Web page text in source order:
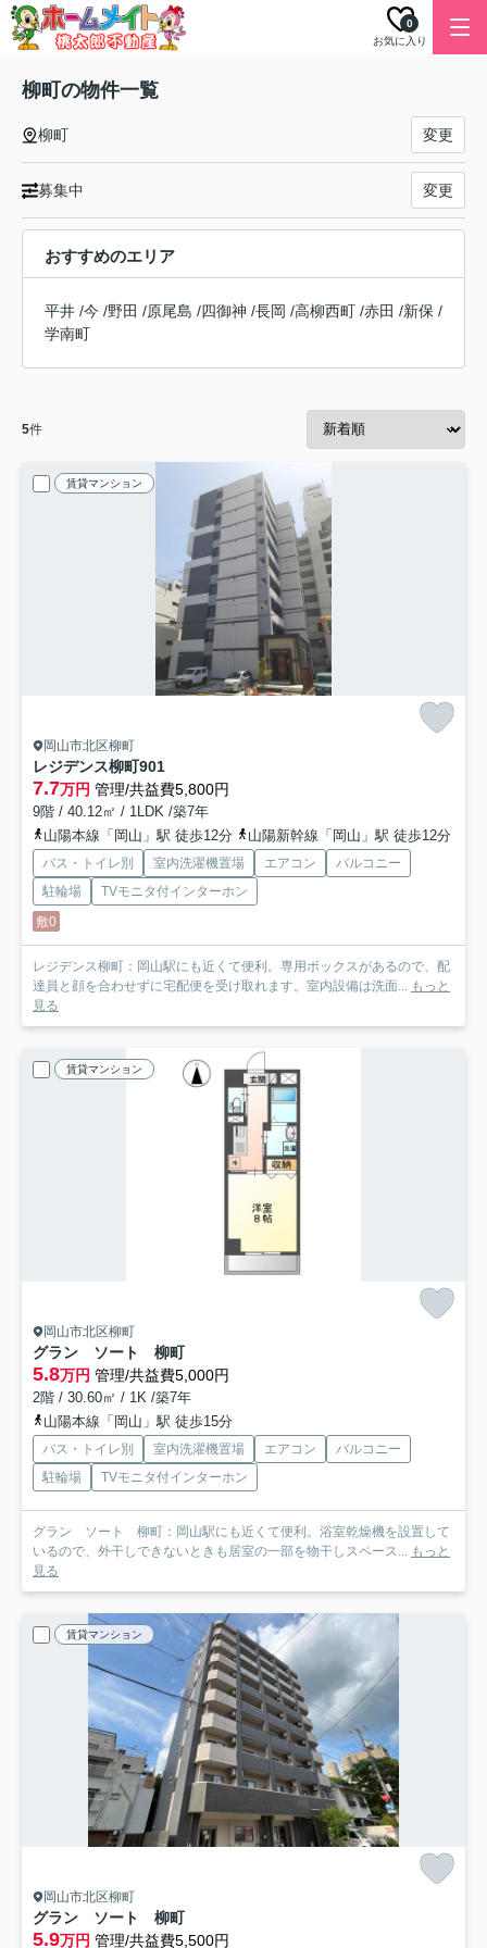
お気に入り
0
柳町の物件一覧
柳町 変更
募集中 変更
おすすめのエリア
平井 /今 /野田 /原尾島 /四御神 /長岡 /高柳西町 /赤田 /新保 /
学南町
5件
賃貸マンション
岡山市北区柳町
レジデンス柳町901
7.7万円 管理/共益費5,800円
9階 / 40.12㎡ / 1LDK /築7年
山陽本線「岡山」駅 徒歩12分
山陽新幹線「岡山」駅 徒歩12分
バス・トイレ別 室内洗濯機置場 エアコン
バルコニー
駐輪場
TVモニタ付インターホン
敷0
レジデンス柳町：岡山駅にも近くて便利。専用ボックスがあるので、配
達員と顔を合わせずに宅配便を受け取れます。室内設備は洗面... もっと
見る
賃貸マンション
岡山市北区柳町
グラン ソート 柳町
5.8万円 管理/共益費5,000円
2階 / 30.60㎡ / 1K /築7年
山陽本線「岡山」駅 徒歩15分
バス・トイレ別 室内洗濯機置場 エアコン
バルコニー
駐輪場
TVモニタ付インターホン
グラン ソート 柳町：岡山駅にも近くて便利。浴室乾燥機を設置して
いるので、外干しできないときも居室の一部を物干しスペース... もっと
見る
賃貸マンション
岡山市北区柳町
グラン ソート 柳町
5.9万円 管理/共益費5,500円